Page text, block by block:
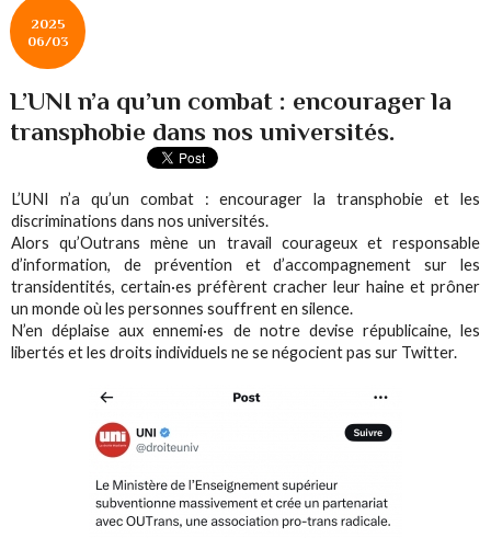
2025
06/03
L’UNI n’a qu’un combat : encourager la
transphobie dans nos universités.
L’UNI n’a qu’un combat : encourager la transphobie et les
discriminations dans nos universités.
Alors qu’Outrans mène un travail courageux et responsable
d’information, de prévention et d’accompagnement sur les
transidentités, certain·es préfèrent cracher leur haine et prôner
un monde où les personnes souffrent en silence.
N’en déplaise aux ennemi·es de notre devise républicaine, les
libertés et les droits individuels ne se négocient pas sur Twitter.